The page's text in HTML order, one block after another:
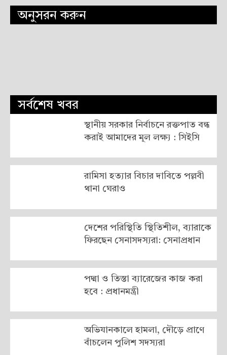
অনুসরন করুন
সর্বশেষ খবর
স্থানীয় সরকার নির্বাচনে রক্তপাত বন্ধ
করাই আমাদের মূল লক্ষ্য : সিইসি
রামিসা হত্যার বিচার দাবিতে পল্লবী
থানা ঘেরাও
দেশের পরিস্থিতি স্থিতিশীল, ব্যারাকে
ফিরছেন সেনাসদস্যরা: সেনাপ্রধান
পদ্মা ও তিস্তা ব্যারেজের কাজ করা
হবে : প্রধানমন্ত্রী
অভিযানকালে হামলা, দৌড়ে প্রাণে
বাঁচলেন পুলিশ সদস্যরা